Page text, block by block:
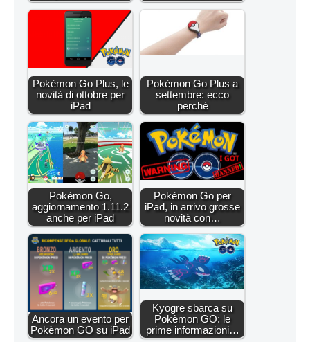
Pokèmon Go Plus, le
novità di ottobre per
iPad
Pokèmon Go Plus a
settembre: ecco
perché
Pokèmon Go,
aggiornamento 1.11.2
anche per iPad
Pokèmon Go per
iPad, in arrivo grosse
novità con…
Ancora un evento per
Pokèmon GO su iPad
Kyogre sbarca su
Pokèmon GO: le
prime informazioni…